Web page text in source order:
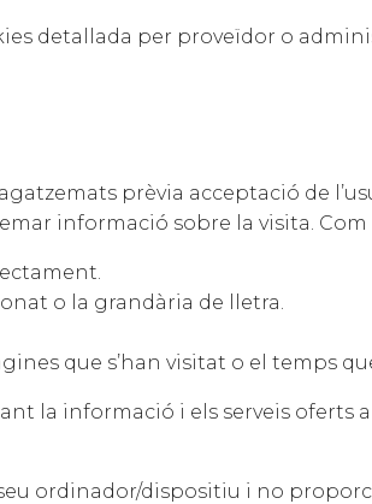
detallada per proveïdor o
prèvia acceptació de
informació sobre la visita.
o la grandària de lletra.
que s’han visitat o el temps
la informació i els serveis
ordinador/dispositiu i no